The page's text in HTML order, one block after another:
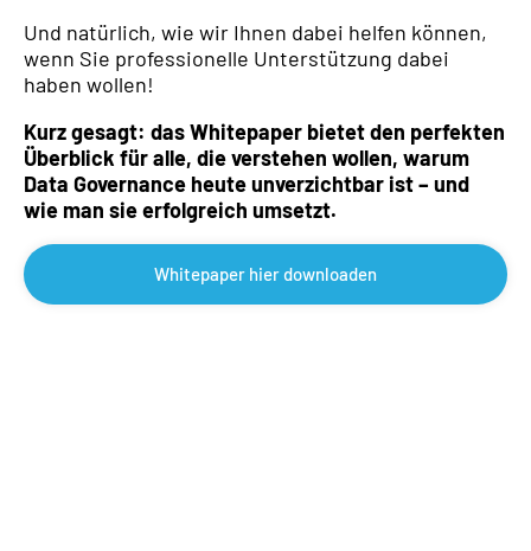
Und natürlich, wie wir Ihnen dabei helfen können,
wenn Sie professionelle Unterstützung dabei
haben wollen!
Kurz gesagt: das Whitepaper bietet den perfekten
Überblick für alle, die verstehen wollen, warum
Data Governance heute unverzichtbar ist – und
wie man sie erfolgreich umsetzt.
Whitepaper hier downloaden